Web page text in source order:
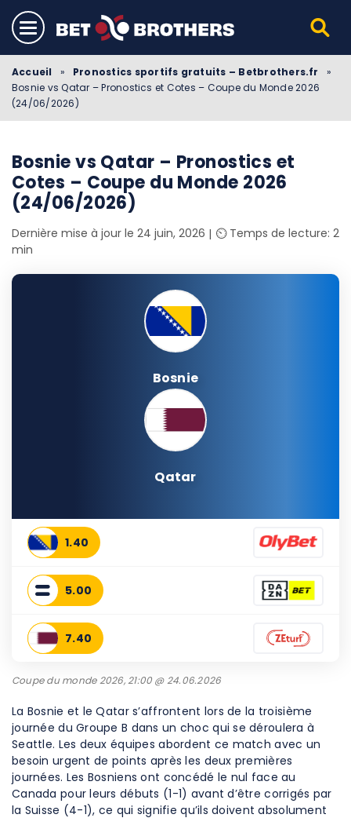
Accueil » Pronostics sportifs gratuits – Betbrothers.fr
»
Bosnie vs Qatar – Pronostics et Cotes – Coupe du Monde 2026
(24/06/2026)
Bosnie vs Qatar – Pronostics et
Cotes – Coupe du Monde 2026
(24/06/2026)
Dernière mise à jour le 24 juin, 2026
⏲️ Temps de lecture: 2
min
Bosnie
Qatar
1.40
5.00
7.40
Coupe du monde 2026, 21:00 @ 24.06.2026
La Bosnie et le Qatar s’affrontent lors de la troisième
journée du Groupe B dans un choc qui se déroulera à
Seattle. Les deux équipes abordent ce match avec un
besoin urgent de points après les deux premières
journées. Les Bosniens ont concédé le nul face au
Canada pour leurs débuts (1-1) avant d’être corrigés par
la Suisse (4-1), ce qui signifie qu’ils doivent absolument